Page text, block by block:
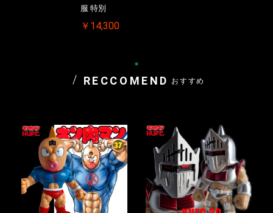
服 特別
￥14,300
RECCOMEND おすすめ